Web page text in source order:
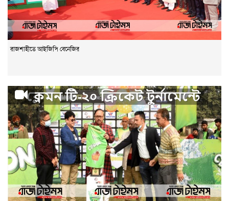
রাজশাহীতে আইজিপি বেনেজির